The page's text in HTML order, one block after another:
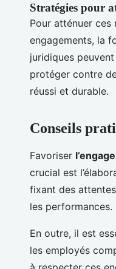
Stratégies pour
Pour atténuer
engagements, la
juridiques
protéger contre
réussi et durable.
Conseils
Favoriser
crucial est
fixant des
les performances.
En outre, il est
les employés